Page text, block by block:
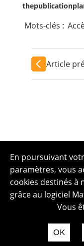
Mots-clés :
Article
En poursuivant
paramètres, vous
cookies destinés
grâce au logiciel
Vous
OK